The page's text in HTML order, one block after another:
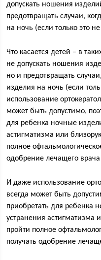
допускать ношения
предотвращать случаи,
на ночь (если только это
Что касается детей – в
не допускать ношения
но и предотвращать
изделия на ночь (если
использование
может быть допустимо,
для ребенка ночные
астигматизма или
полное
одобрение лечащего врача
И даже использование
всегда может быть
приобретать для ребенка
устранения астигматизма
пройти полное
получать одобрение